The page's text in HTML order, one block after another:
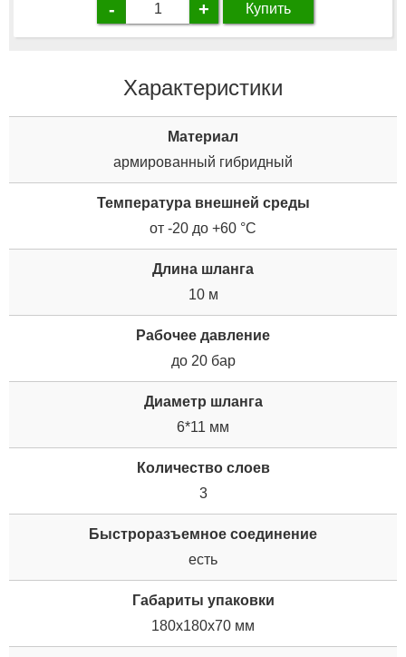
- + Купить
Характеристики
Материал
армированный гибридный
Температура внешней среды
от -20 до +60 °С
Длина шланга
10 м
Рабочее давление
до 20 бар
Диаметр шланга
6*11 мм
Количество слоев
3
Быстроразъемное соединение
есть
Габариты упаковки
180x180x70 мм